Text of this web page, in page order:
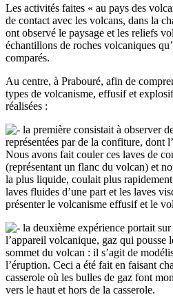
Les activités faites « au pays des
de contact avec les volcans, dans la
ont observé le paysage et les reliefs
échantillons de roches volcaniques
comparés.
Au centre, à Prabouré, afin de
types de volcanisme, effusif et
réalisées :
la première consistait à observer
représentées par de la confiture, dont
Nous avons fait couler ces laves de
(représentant un flanc du volcan) et
la plus liquide, coulait plus
laves fluides d’une part et les laves
présenter le volcanisme effusif et le
la deuxième expérience portait
l’appareil volcanique, gaz qui pousse
sommet du volcan : il s’agit de
l’éruption. Ceci a été fait en faisant
casserole où les bulles de gaz font
vers le haut et hors de la casserole.